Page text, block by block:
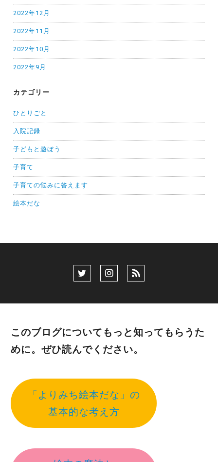
2022年12月
2022年11月
2022年10月
2022年9月
カテゴリー
ひとりごと
入院記録
子どもと遊ぼう
子育て
子育ての悩みに答えます
絵本だな
このブログについてもっと知ってもらうた
めに。ぜひ読んでください。
「よりみち絵本だな」の
基本的な考え方